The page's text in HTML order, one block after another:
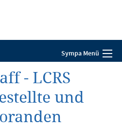
Sympa Menü
- LCRS
und